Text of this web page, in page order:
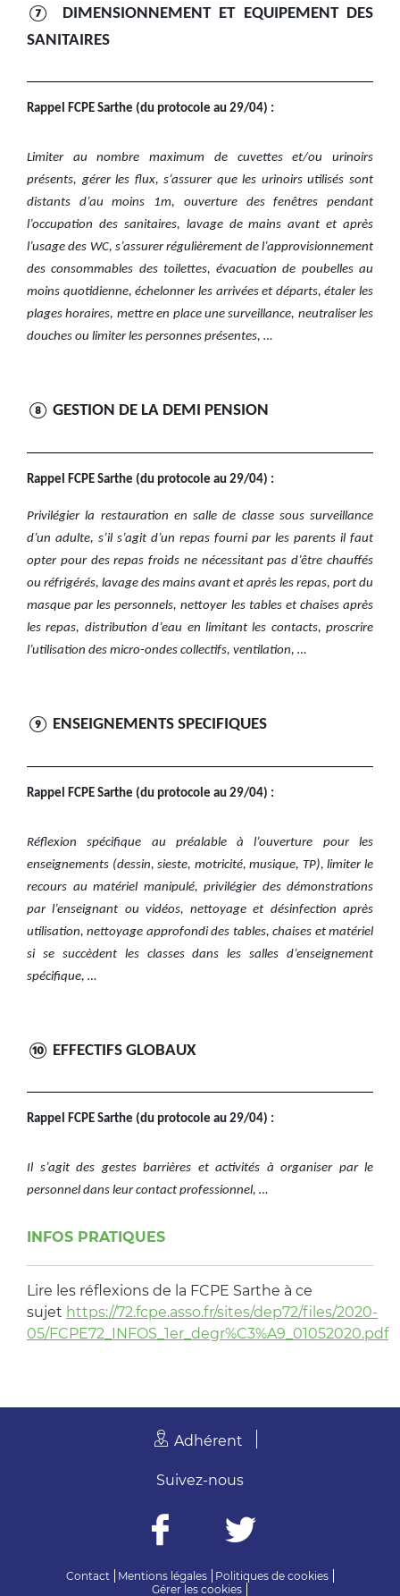
⑦ DIMENSIONNEMENT ET EQUIPEMENT DES
SANITAIRES
Rappel FCPE Sarthe (du protocole au 29/04) :
Limiter au nombre maximum de cuvettes et/ou urinoirs
présents, gérer les flux, s’assurer que les urinoirs utilisés sont
distants d’au moins 1m, ouverture des fenêtres pendant
l’occupation des sanitaires, lavage de mains avant et après
l’usage des WC, s’assurer régulièrement de l’approvisionnement
des consommables des toilettes, évacuation de poubelles au
moins quotidienne, échelonner les arrivées et départs, étaler les
plages horaires, mettre en place une surveillance, neutraliser les
douches ou limiter les personnes présentes, …
⑧ GESTION DE LA DEMI PENSION
Rappel FCPE Sarthe (du protocole au 29/04) :
Privilégier la restauration en salle de classe sous surveillance
d’un adulte, s’il s’agit d’un repas fourni par les parents il faut
opter pour des repas froids ne nécessitant pas d’être chauffés
ou réfrigérés, lavage des mains avant et après les repas, port du
masque par les personnels, nettoyer les tables et chaises après
les repas, distribution d’eau en limitant les contacts, proscrire
l’utilisation des micro-ondes collectifs, ventilation, …
⑨ ENSEIGNEMENTS SPECIFIQUES
Rappel FCPE Sarthe (du protocole au 29/04) :
Réflexion spécifique au préalable à l’ouverture pour les
enseignements (dessin, sieste, motricité, musique, TP), limiter le
recours au matériel manipulé, privilégier des démonstrations
par l’enseignant ou vidéos, nettoyage et désinfection après
utilisation, nettoyage approfondi des tables, chaises et matériel
si se succèdent les classes dans les salles d’enseignement
spécifique, …
⑩ EFFECTIFS GLOBAUX
Rappel FCPE Sarthe (du protocole au 29/04) :
Il s’agit des gestes barrières et activités à organiser par le
personnel dans leur contact professionnel, …
INFOS PRATIQUES
Lire les réflexions de la FCPE Sarthe à ce
sujet https://72.fcpe.asso.fr/sites/dep72/files/2020-
05/FCPE72_INFOS_1er_degr%C3%A9_01052020.pdf
Adhérent
Contact Mentions légales
Politiques de cookies
Gérer les cookies
Suivez-nous